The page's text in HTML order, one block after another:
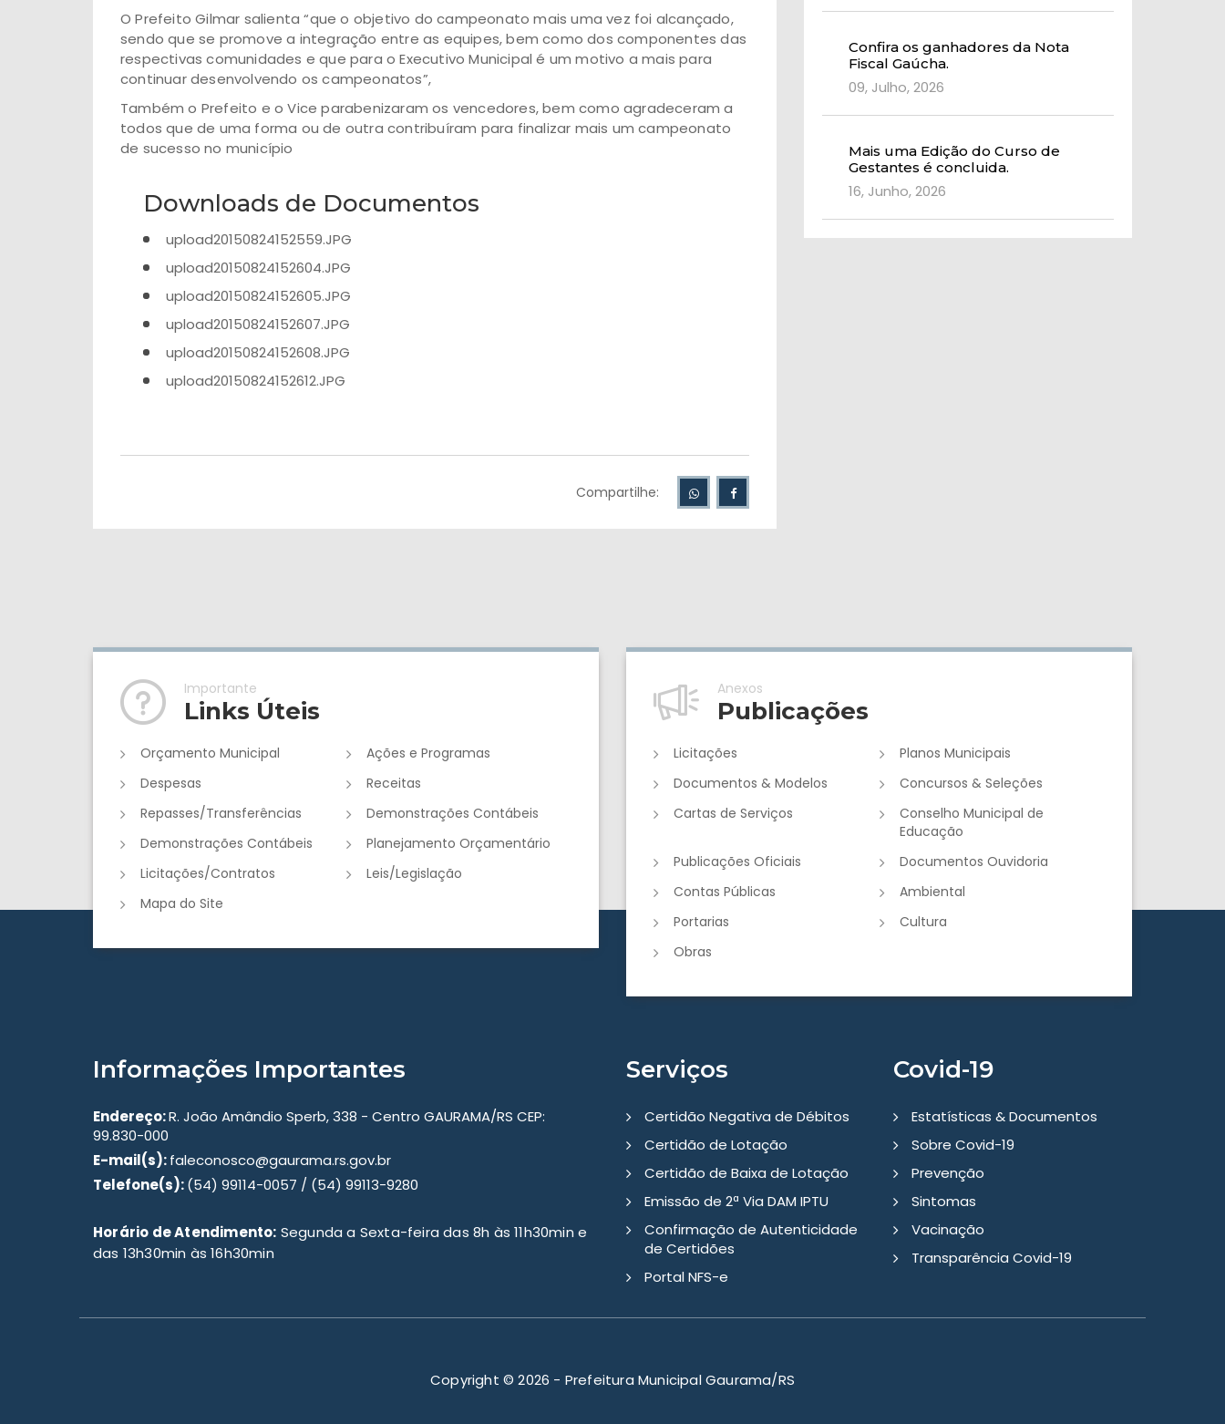
O Prefeito Gilmar salienta “que o objetivo do campeonato mais uma vez foi alcançado,
sendo que se promove a integração entre as equipes, bem como dos componentes das
respectivas comunidades e que para o Executivo Municipal é um motivo a mais para
continuar desenvolvendo os campeonatos”,
Também o Prefeito e o Vice parabenizaram os vencedores, bem como agradeceram a
todos que de uma forma ou de outra contribuíram para finalizar mais um campeonato
de sucesso no município
Downloads de Documentos
upload20150824152559.JPG
upload20150824152604.JPG
upload20150824152605.JPG
upload20150824152607.JPG
upload20150824152608.JPG
upload20150824152612.JPG
Compartilhe:
Confira os ganhadores da Nota
Fiscal Gaúcha.
09, Julho, 2026
Mais uma Edição do Curso de
Gestantes é concluida.
16, Junho, 2026
Importante
Links Úteis
Orçamento Municipal
Ações e Programas
Despesas
Receitas
Repasses/Transferências
Demonstrações Contábeis
Demonstrações Contábeis
Planejamento Orçamentário
Licitações/Contratos
Leis/Legislação
Mapa do Site
Anexos
Publicações
Licitações
Planos Municipais
Documentos & Modelos
Concursos & Seleções
Cartas de Serviços
Conselho Municipal de
Educação
Publicações Oficiais
Documentos Ouvidoria
Contas Públicas
Ambiental
Portarias
Cultura
Obras
Informações Importantes
Endereço:R. João Amândio Sperb, 338 - Centro GAURAMA/RS CEP:
99.830-000
E-mail(s):faleconosco@gaurama.rs.gov.br
Telefone(s):(54) 99114-0057 / (54) 99113-9280
Horário de Atendimento: Segunda a Sexta-feira das 8h às 11h30min e
das 13h30min às 16h30min
Serviços
Certidão Negativa de Débitos
Certidão de Lotação
Certidão de Baixa de Lotação
Emissão de 2ª Via DAM IPTU
Confirmação de Autenticidade
de Certidões
Portal NFS-e
Covid-19
Estatísticas & Documentos
Sobre Covid-19
Prevenção
Sintomas
Vacinação
Transparência Covid-19
Copyright © 2026 - Prefeitura Municipal Gaurama/RS